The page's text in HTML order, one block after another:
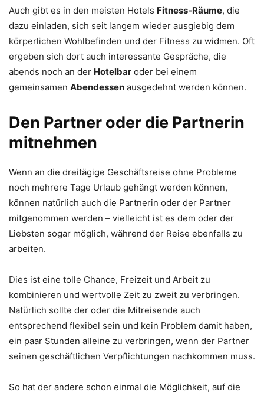
Auch gibt es in den meisten Hotels Fitness-Räume, die
dazu einladen, sich seit langem wieder ausgiebig dem
körperlichen Wohlbefinden und der Fitness zu widmen. Oft
ergeben sich dort auch interessante Gespräche, die
abends noch an der Hotelbar oder bei einem
gemeinsamen Abendessen ausgedehnt werden können.
Den Partner oder die Partnerin
mitnehmen
Wenn an die dreitägige Geschäftsreise ohne Probleme
noch mehrere Tage Urlaub gehängt werden können,
können natürlich auch die Partnerin oder der Partner
mitgenommen werden – vielleicht ist es dem oder der
Liebsten sogar möglich, während der Reise ebenfalls zu
arbeiten.
Dies ist eine tolle Chance, Freizeit und Arbeit zu
kombinieren und wertvolle Zeit zu zweit zu verbringen.
Natürlich sollte der oder die Mitreisende auch
entsprechend flexibel sein und kein Problem damit haben,
ein paar Stunden alleine zu verbringen, wenn der Partner
seinen geschäftlichen Verpflichtungen nachkommen muss.
So hat der andere schon einmal die Möglichkeit, auf die